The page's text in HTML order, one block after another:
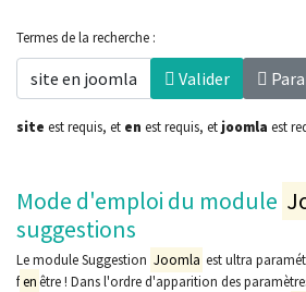
Termes de la recherche :
Valider
site est requis, et en est requis, et joomla est
Mode d'emploi du module
suggestions
Le module Suggestion Joomla est ultra
fenêtre ! Dans l'ordre d'apparition des